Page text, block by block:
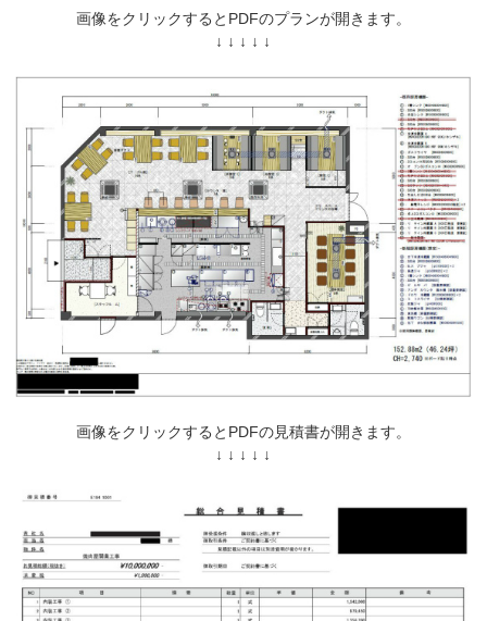
画像をクリックするとPDFのプランが開きます。
↓ ↓ ↓ ↓ ↓
画像をクリックするとPDFの見積書が開きます。
↓ ↓ ↓ ↓ ↓